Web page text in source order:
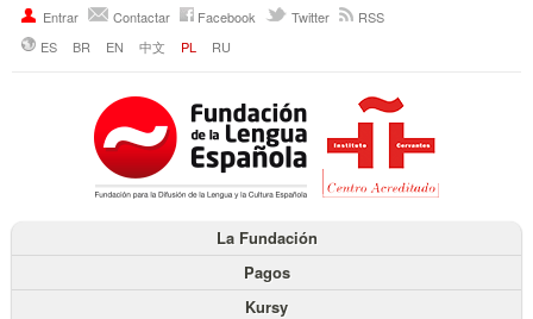
Entrar Contactar Facebook Twitter
RSS
ES
BR EN 中文 PL RU
La Fundación
Pagos
Kursy